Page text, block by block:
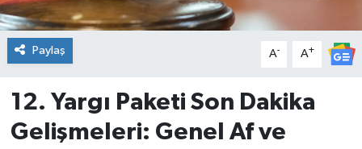
Paylaş A- A+
12. Yargı Paketi Son Dakika
Gelişmeleri: Genel Af ve
Gömeç
Havran